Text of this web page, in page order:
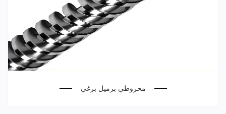
مخروطي برميل برغي